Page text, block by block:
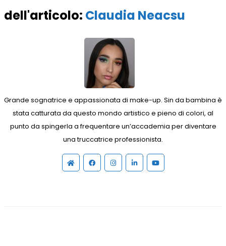
dell'articolo: Claudia Neacsu
Grande sognatrice e appassionata di make-up. Sin da bambina è
stata catturata da questo mondo artistico e pieno di colori, al
punto da spingerla a frequentare un’accademia per diventare
una truccatrice professionista.
Sito
web
FacebookInstagramLinkedinYouTube